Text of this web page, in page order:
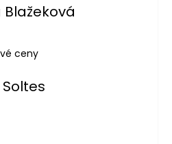
obchodu je 5 z 5 hviezdičiek.
ceny
obchodu je 5 z 5 hviezdičiek.